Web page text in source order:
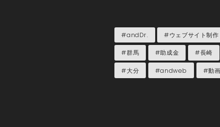
#andDr. #ウェブサイト制作
#群馬 #助成金 #長崎
#大分 #andweb #動